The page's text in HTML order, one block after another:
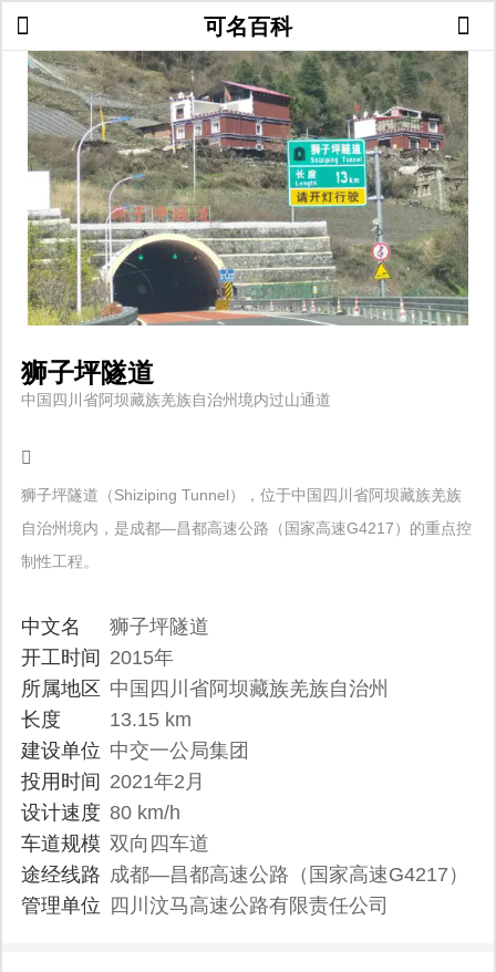
可名百科
狮子坪隧道
中国四川省阿坝藏族羌族自治州境内过山通道
狮子坪隧道（Shiziping Tunnel），位于中国四川省阿坝藏族羌族
自治州境内，是成都—昌都高速公路（国家高速G4217）的重点控
制性工程。
中文名
狮子坪隧道
开工时间 2015年
所属地区 中国四川省阿坝藏族羌族自治州
长度
13.15 km
建设单位 中交一公局集团
投用时间 2021年2月
设计速度 80 km/h
车道规模 双向四车道
途经线路 成都—昌都高速公路（国家高速G4217）
管理单位 四川汶马高速公路有限责任公司